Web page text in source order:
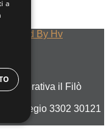
By Hv
Cooperativa il Filò
3302 30121
a